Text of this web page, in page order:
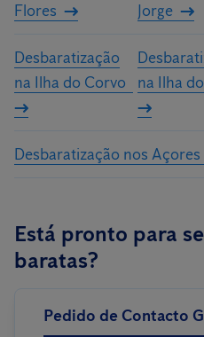
Flores
Jorge
Desbaratização
na Ilha do Corvo
na Ilha
Desbaratização nos Açores
Está pronto para
baratas?
Pedido de Contacto